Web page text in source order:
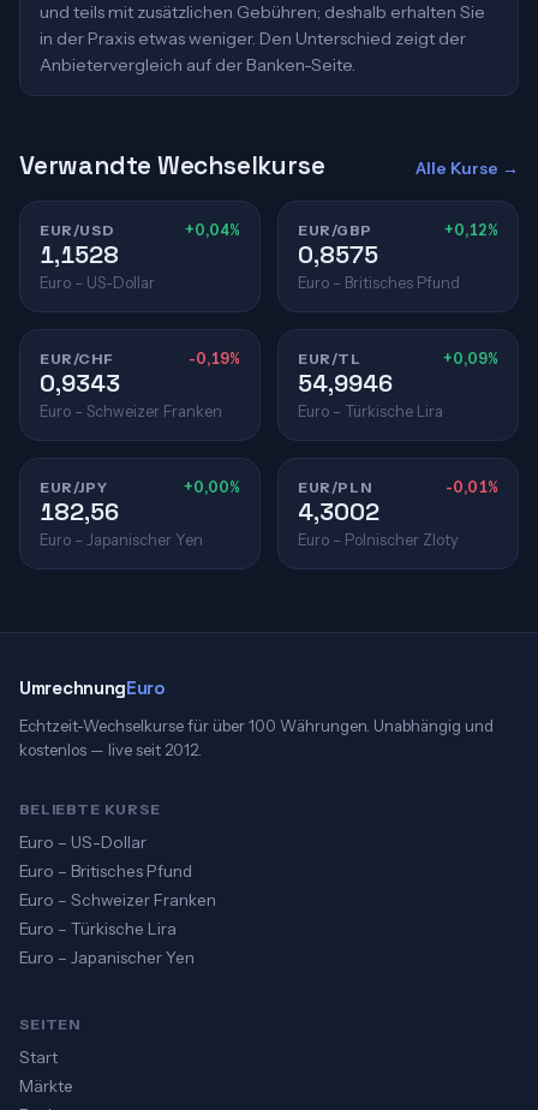
und teils mit zusätzlichen Gebühren; deshalb erhalten Sie
in der Praxis etwas weniger. Den Unterschied zeigt der
Anbietervergleich auf der Banken-Seite.
Verwandte Wechselkurse Alle Kurse →
EUR/USD +0,04%
1,1528
Euro – US-Dollar
EUR/GBP +0,12%
0,8575
Euro – Britisches Pfund
EUR/CHF -0,19%
0,9343
Euro – Schweizer Franken
EUR/TL +0,09%
54,9946
Euro – Türkische Lira
EUR/JPY +0,00%
182,56
Euro – Japanischer Yen
EUR/PLN -0,01%
4,3002
Euro – Polnischer Zloty
UmrechnungEuro
Echtzeit-Wechselkurse für über 100 Währungen. Unabhängig und
kostenlos — live seit 2012.
BELIEBTE KURSE
Euro – US-Dollar
Euro – Britisches Pfund
Euro – Schweizer Franken
Euro – Türkische Lira
Euro – Japanischer Yen
SEITEN
Start
Märkte